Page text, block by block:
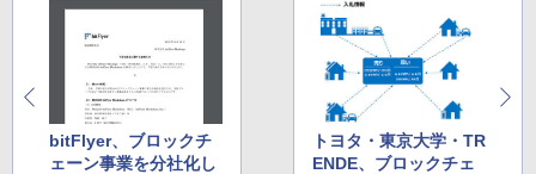
bitFlyer、ブロックチ
ェーン事業を分社化し
トヨタ・東京大学・TR
ENDE、ブロックチェ